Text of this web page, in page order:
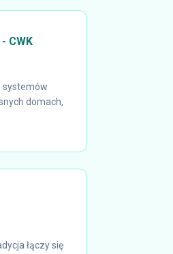
CWK
systemów
domach,
łączy się